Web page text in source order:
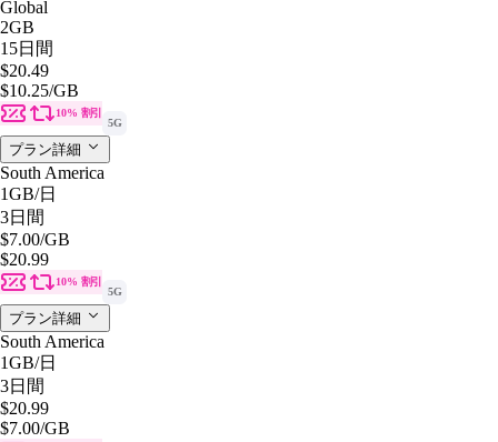
Global
2GB
15日間
$20.49
$10.25/GB
10% 割引
5G
プラン詳細
South America
1GB/日
3日間
$7.00/GB
$20.99
10% 割引
5G
プラン詳細
South America
1GB/日
3日間
$20.99
$7.00/GB